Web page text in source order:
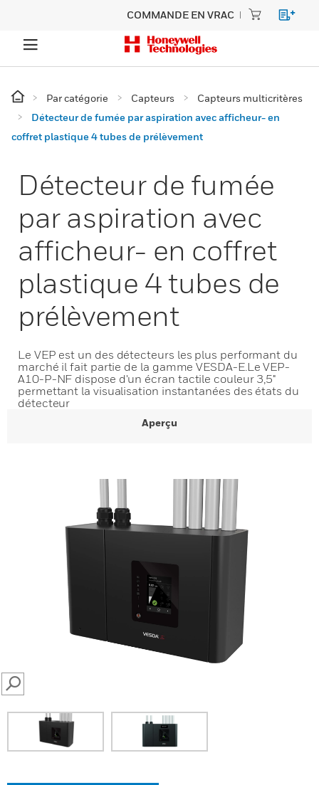
COMMANDE EN VRAC
Par catégorie Capteurs
Capteurs multicritères
Détecteur de fumée par aspiration avec afficheur- en
coffret plastique 4 tubes de prélèvement
Détecteur de fumée
par aspiration avec
afficheur- en coffret
plastique 4 tubes de
prélèvement
Le VEP est un des détecteurs les plus performant du
marché il fait partie de la gamme VESDA-E.Le VEP-
A10-P-NF dispose d'un écran tactile couleur 3,5"
permettant la visualisation instantanées des états du
détecteur
Aperçu
SEARCH